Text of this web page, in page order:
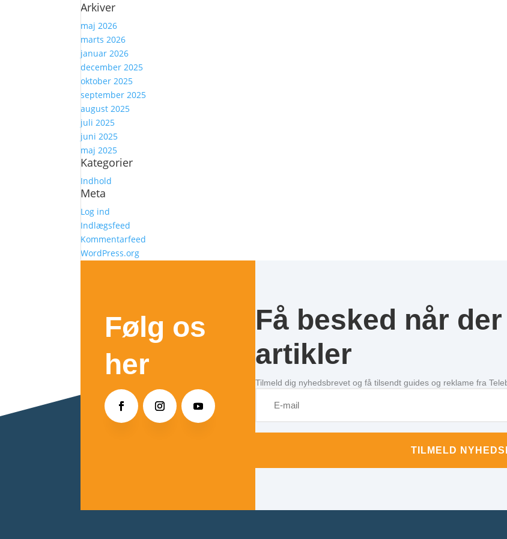
Arkiver
maj 2026
marts 2026
januar 2026
december 2025
oktober 2025
september 2025
august 2025
juli 2025
juni 2025
maj 2025
Kategorier
Indhold
Meta
Log ind
Indlægsfeed
Kommentarfeed
WordPress.org
Følg os
her
Få besked når
artikler
Tilmeld dig nyhedsbrevet og få tilsendt guides og reklame fra
TILMELD